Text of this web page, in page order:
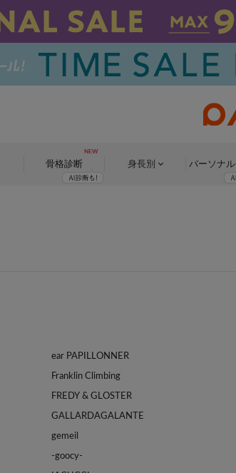
骨格診断 身長別 パーソナル
ear PAPILLONNER
Franklin Climbing
FREDY & GLOSTER
GALLARDAGALANTE
gemeil
-goocy-